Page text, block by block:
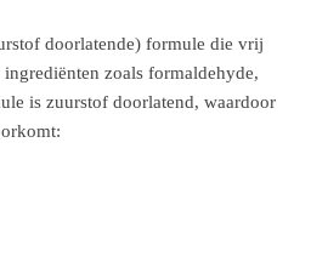
doorlatende) formule die vrij
zoals formaldehyde,
is zuurstof doorlatend, waardoor